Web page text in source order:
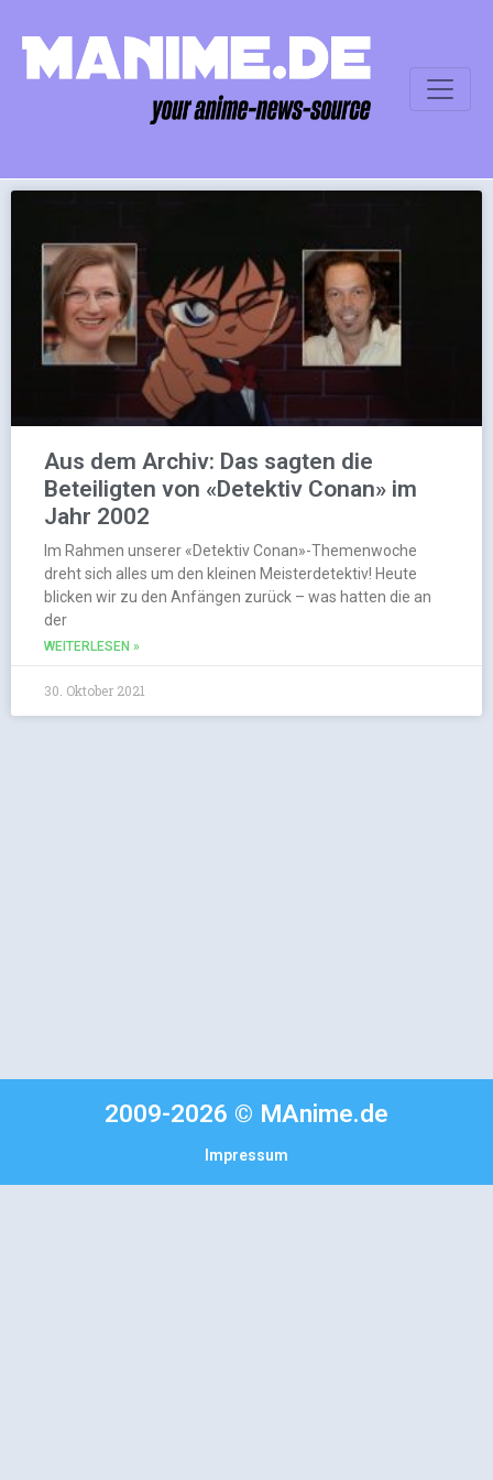
Aus dem Archiv: Das sagten die
Beteiligten von «Detektiv Conan» im
Jahr 2002
Im Rahmen unserer «Detektiv Conan»-Themenwoche
dreht sich alles um den kleinen Meisterdetektiv! Heute
blicken wir zu den Anfängen zurück – was hatten die an
der
WEITERLESEN »
30. Oktober 2021
2009-2026 © MAnime.de
Impressum